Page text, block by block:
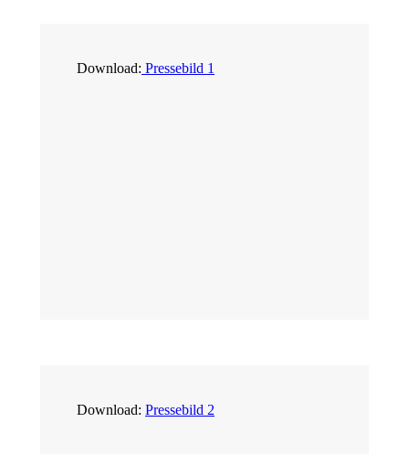
Download: Pressebild 1
Download: Pressebild 2